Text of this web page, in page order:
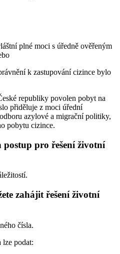
plné moci s úředně ověřeným
k zastupování cizince bylo
republiky povolen pobyt na
přiděluje z moci úřední
azylové a migrační politiky,
pobytu cizince.
pro řešení životní
zahájit řešení životní
čísla.
lze podat: